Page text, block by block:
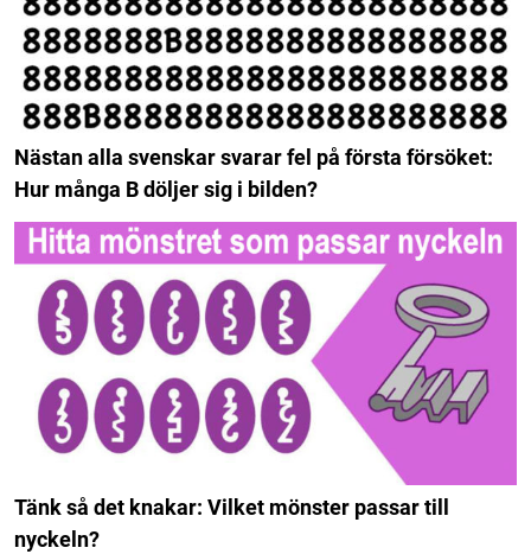
Nästan alla svenskar svarar fel på första försöket:
Hur många B döljer sig i bilden?
Tänk så det knakar: Vilket mönster passar till
nyckeln?